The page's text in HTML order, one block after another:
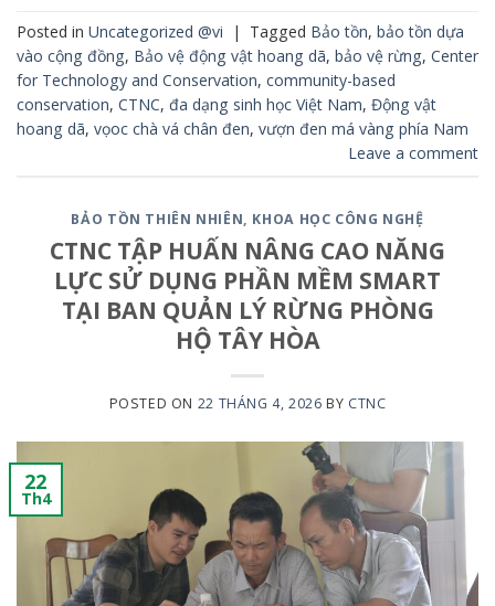
Posted in Uncategorized @vi | Tagged Bảo tồn, bảo tồn dựa
vào cộng đồng, Bảo vệ động vật hoang dã, bảo vệ rừng, Center
for Technology and Conservation, community-based
conservation, CTNC, đa dạng sinh học Việt Nam, Động vật
hoang dã, vọoc chà vá chân đen, vượn đen má vàng phía Nam
Leave a comment
BẢO TỒN THIÊN NHIÊN, KHOA HỌC CÔNG NGHỆ
CTNC TẬP HUẤN NÂNG CAO NĂNG
LỰC SỬ DỤNG PHẦN MỀM SMART
TẠI BAN QUẢN LÝ RỪNG PHÒNG
HỘ TÂY HÒA
POSTED ON 22 THÁNG 4, 2026 BY CTNC
22
Th4